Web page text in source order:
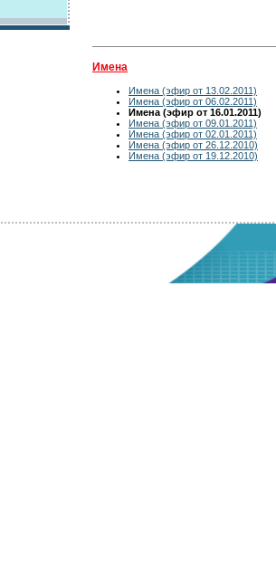
Имена
Имена (эфир от 13.02.2011)
Имена (эфир от 06.02.2011)
Имена (эфир от 16.01.2011)
Имена (эфир от 09.01.2011)
Имена (эфир от 02.01.2011)
Имена (эфир от 26.12.2010)
Имена (эфир от 19.12.2010)